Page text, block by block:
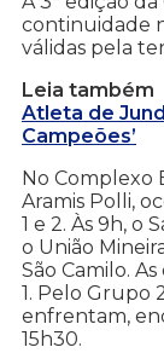
continuidade
válidas pela
Leia também
Atleta de
Campeões’
No Complexo
Aramis Polli,
1 e 2. Às 9h, o
o União
São Camilo.
1. Pelo Grupo
enfrentam,
15h30.